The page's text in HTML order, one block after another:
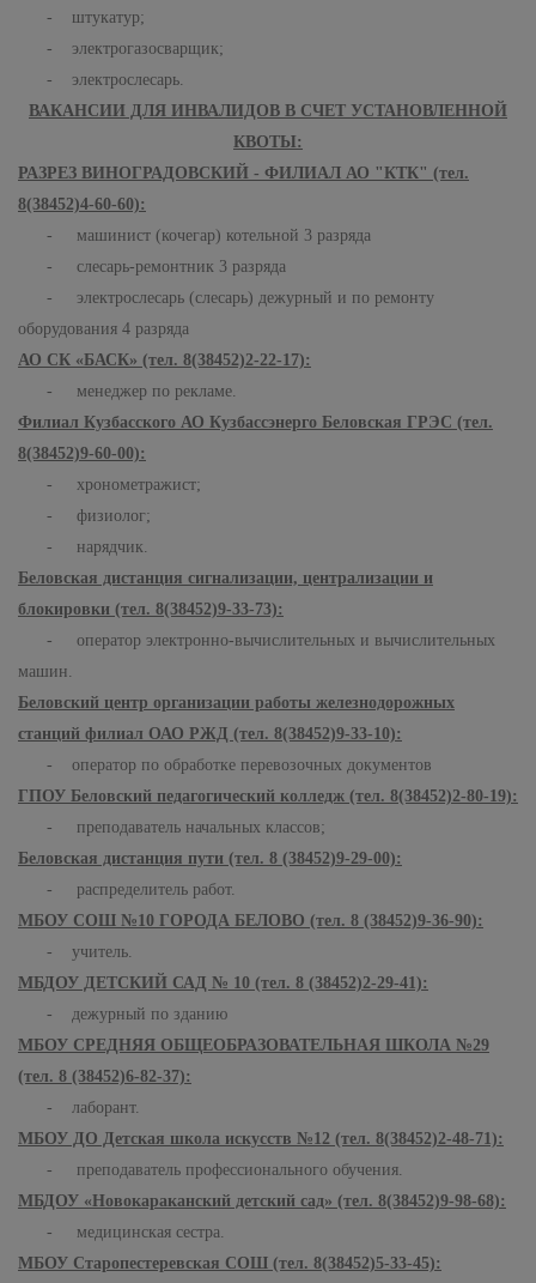
- штукатур;
- электрогазосварщик;
- электрослесарь.
ВАКАНСИИ ДЛЯ ИНВАЛИДОВ В СЧЕТ УСТАНОВЛЕННОЙ
КВОТЫ:
РАЗРЕЗ ВИНОГРАДОВСКИЙ - ФИЛИАЛ АО "КТК" (тел.
8(38452)4-60-60):
- машинист (кочегар) котельной 3 разряда
- слесарь-ремонтник 3 разряда
- электрослесарь (слесарь) дежурный и по ремонту
оборудования 4 разряда
АО СК «БАСК» (тел. 8(38452)2-22-17):
- менеджер по рекламе.
Филиал Кузбасского АО Кузбассэнерго Беловская ГРЭС (тел.
8(38452)9-60-00):
- хронометражист;
- физиолог;
- нарядчик.
Беловская дистанция сигнализации, централизации и
блокировки (тел. 8(38452)9-33-73):
- оператор электронно-вычислительных и вычислительных
машин.
Беловский центр организации работы железнодорожных
станций филиал ОАО РЖД (тел. 8(38452)9-33-10):
- оператор по обработке перевозочных документов
ГПОУ Беловский педагогический колледж (тел. 8(38452)2-80-19):
- преподаватель начальных классов;
Беловская дистанция пути (тел. 8 (38452)9-29-00):
- распределитель работ.
МБОУ СОШ №10 ГОРОДА БЕЛОВО (тел. 8 (38452)9-36-90):
- учитель.
МБДОУ ДЕТСКИЙ САД № 10 (тел. 8 (38452)2-29-41):
- дежурный по зданию
МБОУ СРЕДНЯЯ ОБЩЕОБРАЗОВАТЕЛЬНАЯ ШКОЛА №29
(тел. 8 (38452)6-82-37):
- лаборант.
МБОУ ДО Детская школа искусств №12 (тел. 8(38452)2-48-71):
- преподаватель профессионального обучения.
МБДОУ «Новокараканский детский сад» (тел. 8(38452)9-98-68):
- медицинская сестра.
МБОУ Старопестеревская СОШ (тел. 8(38452)5-33-45):